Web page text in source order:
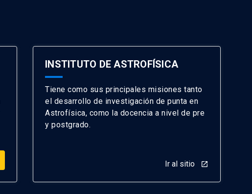
INSTITUTO DE ASTROFÍSICA
Tiene como sus principales misiones tanto
el desarrollo de investigación de punta en
Astrofísica, como la docencia a nivel de pre
y postgrado.
Ir al sitio launch